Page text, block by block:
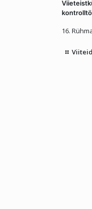
16.
Viiteid